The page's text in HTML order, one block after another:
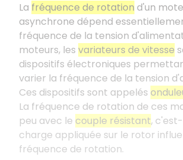
La fréquence de rotation d'un
asynchrone dépend
fréquence de la tension
moteurs, les variateurs de vitesse
dispositifs électroniques
varier la fréquence de la tension
Ces dispositifs sont appelés
La fréquence de rotation de ces
peu avec le couple résistant,
charge appliquée sur le rotor
fréquence de rotation.